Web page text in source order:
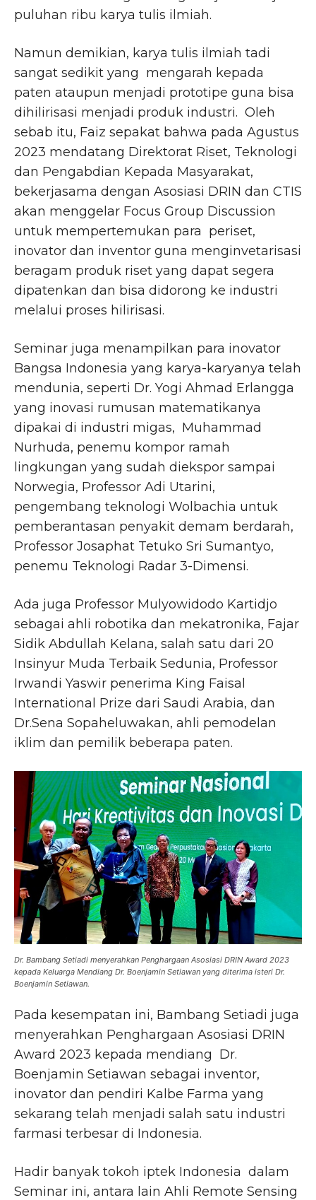
puluhan ribu karya tulis ilmiah.
Namun demikian, karya tulis ilmiah tadi
sangat sedikit yang mengarah kepada
paten ataupun menjadi prototipe guna bisa
dihilirisasi menjadi produk industri. Oleh
sebab itu, Faiz sepakat bahwa pada Agustus
2023 mendatang Direktorat Riset, Teknologi
dan Pengabdian Kepada Masyarakat,
bekerjasama dengan Asosiasi DRIN dan CTIS
akan menggelar Focus Group Discussion
untuk mempertemukan para periset,
inovator dan inventor guna menginvetarisasi
beragam produk riset yang dapat segera
dipatenkan dan bisa didorong ke industri
melalui proses hilirisasi.
Seminar juga menampilkan para inovator
Bangsa Indonesia yang karya-karyanya telah
mendunia, seperti Dr. Yogi Ahmad Erlangga
yang inovasi rumusan matematikanya
dipakai di industri migas, Muhammad
Nurhuda, penemu kompor ramah
lingkungan yang sudah diekspor sampai
Norwegia, Professor Adi Utarini,
pengembang teknologi Wolbachia untuk
pemberantasan penyakit demam berdarah,
Professor Josaphat Tetuko Sri Sumantyo,
penemu Teknologi Radar 3-Dimensi.
Ada juga Professor Mulyowidodo Kartidjo
sebagai ahli robotika dan mekatronika, Fajar
Sidik Abdullah Kelana, salah satu dari 20
Insinyur Muda Terbaik Sedunia, Professor
Irwandi Yaswir penerima King Faisal
International Prize dari Saudi Arabia, dan
Dr.Sena Sopaheluwakan, ahli pemodelan
iklim dan pemilik beberapa paten.
Dr. Bambang Setiadi menyerahkan Penghargaan Asosiasi DRIN Award 2023
kepada Keluarga Mendiang Dr. Boenjamin Setiawan yang diterima isteri Dr.
Boenjamin Setiawan.
Pada kesempatan ini, Bambang Setiadi juga
menyerahkan Penghargaan Asosiasi DRIN
Award 2023 kepada mendiang Dr.
Boenjamin Setiawan sebagai inventor,
inovator dan pendiri Kalbe Farma yang
sekarang telah menjadi salah satu industri
farmasi terbesar di Indonesia.
Hadir banyak tokoh iptek Indonesia dalam
Seminar ini, antara lain Ahli Remote Sensing